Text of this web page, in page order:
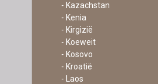
- Kazachstan
- Kenia
- Kirgizië
- Koeweit
- Kosovo
- Kroatië
- Laos